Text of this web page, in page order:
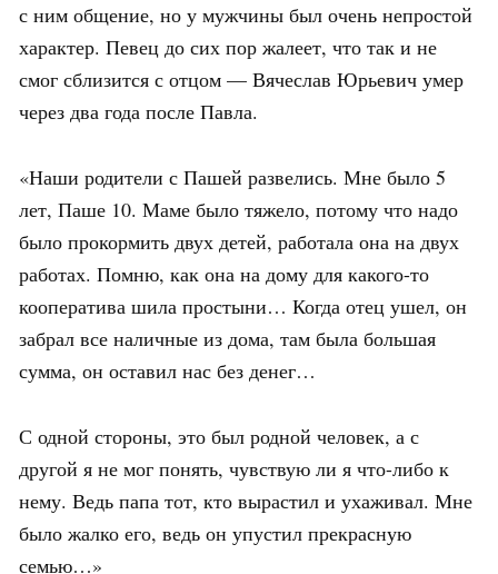
с ним общение, но у мужчины был очень непростой
характер. Певец до сих пор жалеет, что так и не
смог сблизится с отцом — Вячеслав Юрьевич умер
через два года после Павла.
«Наши родители с Пашей развелись. Мне было 5
лет, Паше 10. Маме было тяжело, потому что надо
было прокормить двух детей, работала она на двух
работах. Помню, как она на дому для какого-то
кооператива шила простыни… Когда отец ушел, он
забрал все наличные из дома, там была большая
сумма, он оставил нас без денег…
С одной стороны, это был родной человек, а с
другой я не мог понять, чувствую ли я что-либо к
нему. Ведь папа тот, кто вырастил и ухаживал. Мне
было жалко его, ведь он упустил прекрасную
семью…»